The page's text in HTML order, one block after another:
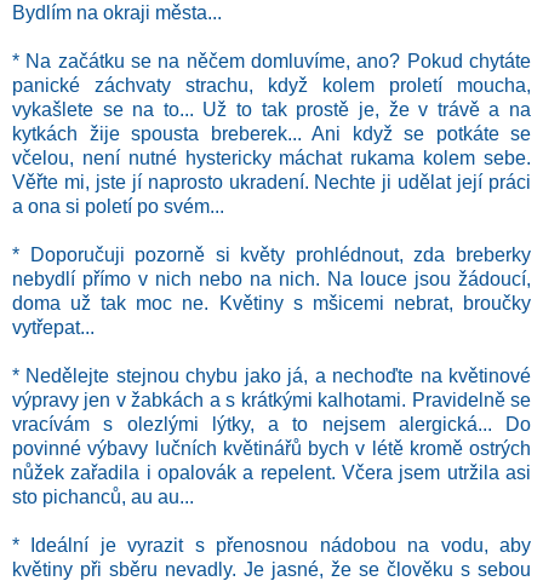
Bydlím na okraji města...
* Na začátku se na něčem domluvíme, ano? Pokud chytáte
panické záchvaty strachu, když kolem proletí moucha,
vykašlete se na to... Už to tak prostě je, že v trávě a na
kytkách žije spousta breberek... Ani když se potkáte se
včelou, není nutné hystericky máchat rukama kolem sebe.
Věřte mi, jste jí naprosto ukradení. Nechte ji udělat její práci
a ona si poletí po svém...
* Doporučuji pozorně si květy prohlédnout, zda breberky
nebydlí přímo v nich nebo na nich. Na louce jsou žádoucí,
doma už tak moc ne. Květiny s mšicemi nebrat, broučky
vytřepat...
* Nedělejte stejnou chybu jako já, a nechoďte na květinové
výpravy jen v žabkách a s krátkými kalhotami. Pravidelně se
vracívám s olezlými lýtky, a to nejsem alergická... Do
povinné výbavy lučních květinářů bych v létě kromě ostrých
nůžek zařadila i opalovák a repelent. Včera jsem utržila asi
sto pichanců, au au...
* Ideální je vyrazit s přenosnou nádobou na vodu, aby
květiny při sběru nevadly. Je jasné, že se člověku s sebou